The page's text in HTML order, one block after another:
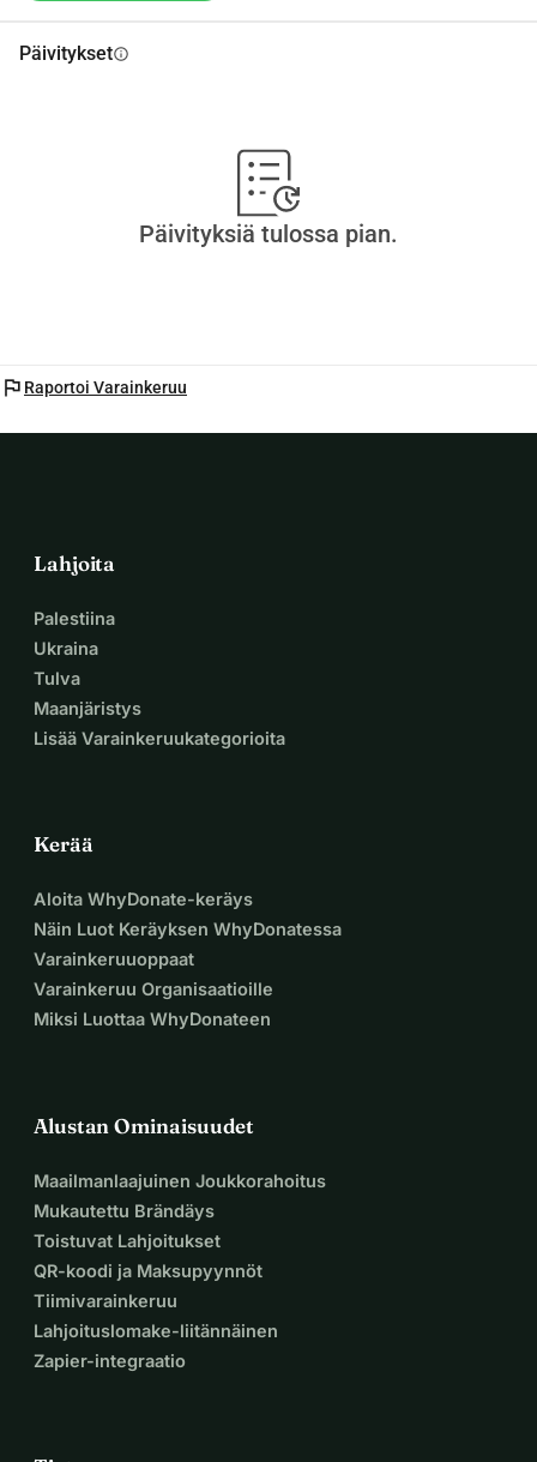
Päivityksetinfo
Päivityksiä tulossa pian.
flag Raportoi Varainkeruu
Lahjoita
Palestiina
Ukraina
Tulva
Maanjäristys
Lisää Varainkeruukategorioita
Kerää
Aloita WhyDonate-keräys
Näin Luot Keräyksen WhyDonatessa
Varainkeruuoppaat
Varainkeruu Organisaatioille
Miksi Luottaa WhyDonateen
Alustan Ominaisuudet
Maailmanlaajuinen Joukkorahoitus
Mukautettu Brändäys
Toistuvat Lahjoitukset
QR-koodi ja Maksupyynnöt
Tiimivarainkeruu
Lahjoituslomake-liitännäinen
Zapier-integraatio